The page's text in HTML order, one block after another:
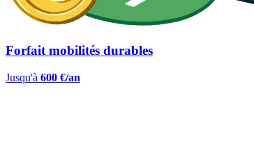
Forfait mobilités durables
Jusqu'à 600 €/an